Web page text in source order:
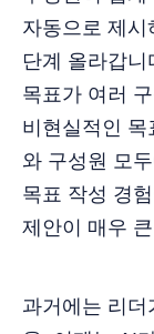
자동으로 제
단계 올라갑
목표가 여러
비현실적인
와 구성원 모
목표 작성 경
제안이 매우
과거에는 리